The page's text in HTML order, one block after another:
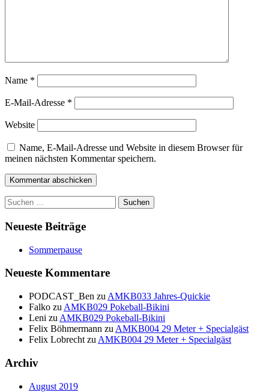
Name *
E-Mail-Adresse *
Website
Name, E-Mail-Adresse und Website in diesem Browser für
meinen nächsten Kommentar speichern.
Suchen
nach:
Neueste Beiträge
Sommerpause
Neueste Kommentare
PODCAST_Ben zu AMKB033 Jahres-Quickie
Falko zu AMKB029 Pokeball-Bikini
Leni zu AMKB029 Pokeball-Bikini
Felix Böhmermann zu AMKB004 29 Meter + Specialgäst
Felix Lobrecht zu AMKB004 29 Meter + Specialgäst
Archiv
August 2019